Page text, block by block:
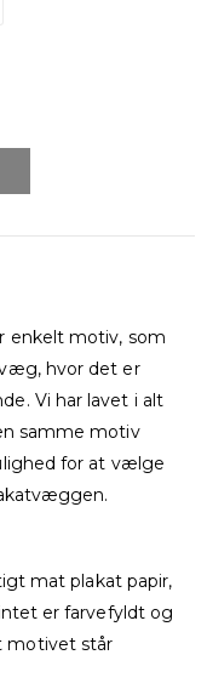
enkelt motiv, som
hvor det er
Vi har lavet i alt
samme motiv
for at vælge
mat plakat papir,
er farvefyldt og
motivet står